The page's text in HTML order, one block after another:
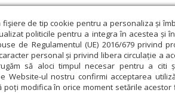
fişiere de tip cookie pentru a personaliza și
politicile pentru a integra în acestea și
de Regulamentul (UE) 2016/679 privind
personal și privind libera circulație a
să aloci timpul necesar pentru a citi
Website-ul nostru confirmi acceptarea
poți modifica în orice moment setările